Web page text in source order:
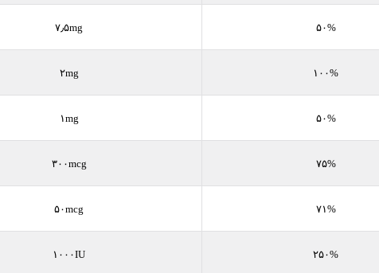
۷٫۵mg ۵۰%
۲mg ۱۰۰%
۱mg ۵۰%
۳۰۰mcg ۷۵%
۵۰mcg ۷۱%
۱۰۰۰IU ۲۵۰%